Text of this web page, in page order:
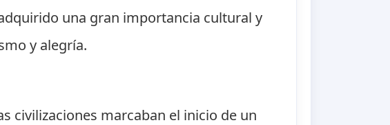
una gran importancia cultural y
y alegría.
civilizaciones marcaban el inicio de un